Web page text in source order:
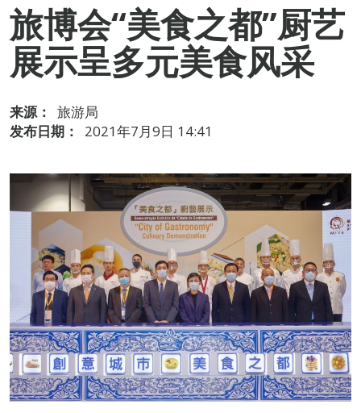
旅博会“美食之都”厨艺
展示呈多元美食风采
来源：
旅游局
发布日期：
2021年7月9日 14:41